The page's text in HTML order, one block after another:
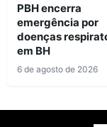
PBH encerra
emergência por
doenças
em BH
6 de agosto de 2026